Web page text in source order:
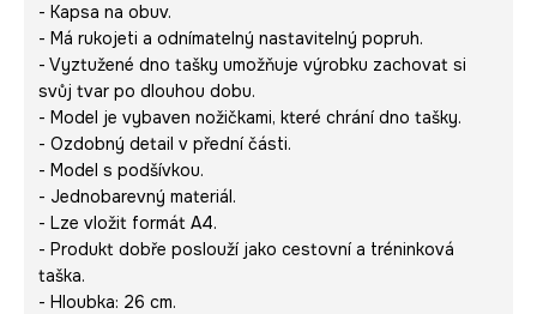
- Kapsa na obuv.
- Má rukojeti a odnímatelný nastavitelný popruh.
- Vyztužené dno tašky umožňuje výrobku zachovat si
svůj tvar po dlouhou dobu.
- Model je vybaven nožičkami, které chrání dno tašky.
- Ozdobný detail v přední části.
- Model s podšívkou.
- Jednobarevný materiál.
- Lze vložit formát A4.
- Produkt dobře poslouží jako cestovní a tréninková
taška.
- Hloubka: 26 cm.